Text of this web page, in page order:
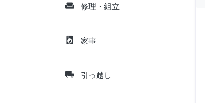
weekend 修理・組立
local_laundry_service 家事
local_shipping 引っ越し